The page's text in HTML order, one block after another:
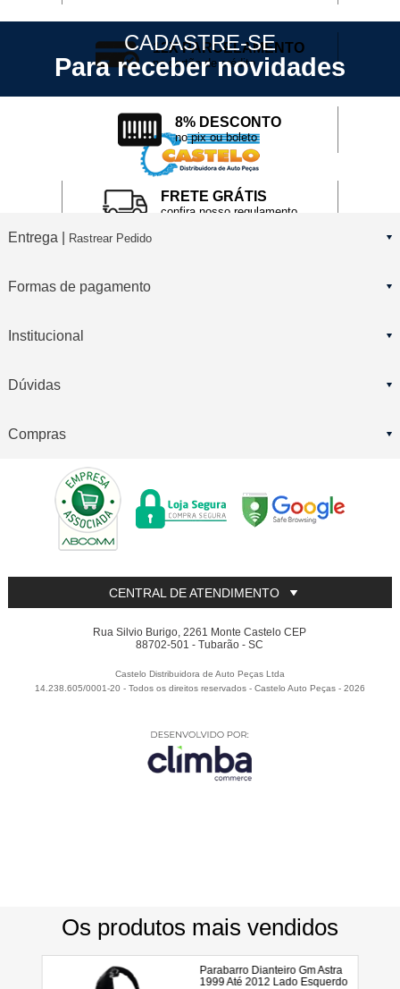
12X PARCELAMENTO
no cartão de crédito
8% DESCONTO
no pix ou boleto
FRETE GRÁTIS
confira nosso regulamento
CADASTRE-SE
Para receber novidades
Entrega | Rastrear Pedido
Formas de pagamento
Institucional
Dúvidas
Compras
CENTRAL DE ATENDIMENTO
Rua Silvio Burigo, 2261 Monte Castelo CEP
88702-501 - Tubarão - SC
Castelo Distribuidora de Auto Peças Ltda
14.238.605/0001-20 - Todos os direitos reservados -Castelo Auto Peças -2026